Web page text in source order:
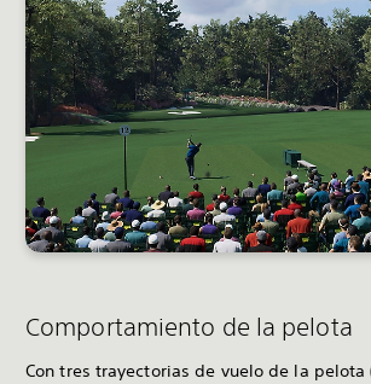
Comportamiento de la pelota
Con tres trayectorias de vuelo de la